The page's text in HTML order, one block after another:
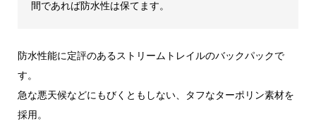
間であれば防水性は保てます。
防水性能に定評のあるストリームトレイルのバックパックで
す。
急な悪天候などにもびくともしない、タフなターポリン素材を
採用。